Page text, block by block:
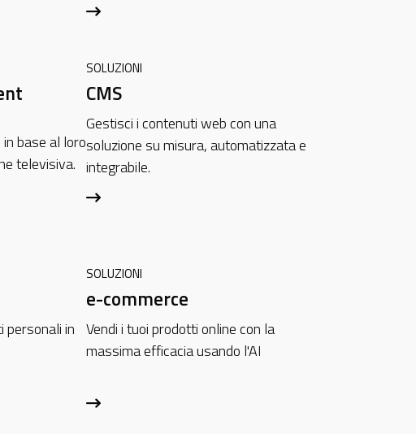
base al loro
televisiva.
SOLUZIONI
CMS
Gestisci i contenuti web con una
soluzione su misura, automatizzata e
integrabile.
personali in
SOLUZIONI
e-commerce
Vendi i tuoi prodotti online con la
massima efficacia usando l'AI